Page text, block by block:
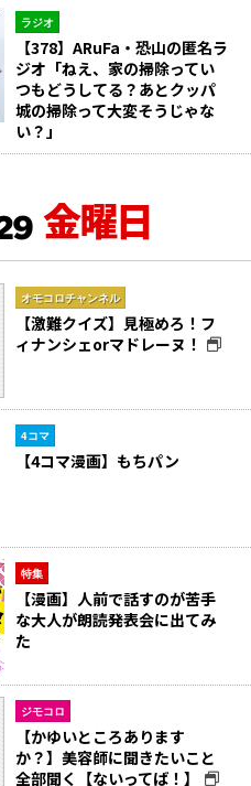
ラジオ
【378】ARuFa・恐山の匿名ラ
ジオ「ねえ、家の掃除ってい
つもどうしてる？あとクッパ
城の掃除って大変そうじゃな
い？」
金曜日
オモコロチャンネル
【激難クイズ】見極めろ！フ
ィナンシェorマドレーヌ！
4コマ
【4コマ漫画】もちパン
特集
【漫画】人前で話すのが苦手
な大人が朗読発表会に出てみ
た
ジモコロ
【かゆいところあります
か？】美容師に聞きたいこと
全部聞く【ないってば！】